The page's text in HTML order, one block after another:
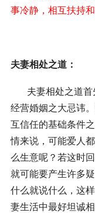
事冷静，相互扶持
夫妻相处之道：
夫妻相处之道首
经营婚姻之大忌讳
互信任的基础条件
情来说，可能爱人
么生意呢？若这时
就可能要产生许多
什么就说什么，这
妻生活中最好坦诚